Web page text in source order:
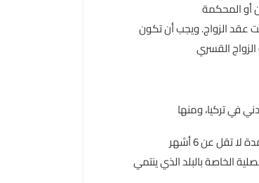
عقد الزواج. ويجب أن تكون
الخاصة بالبلد الذي ينتمي